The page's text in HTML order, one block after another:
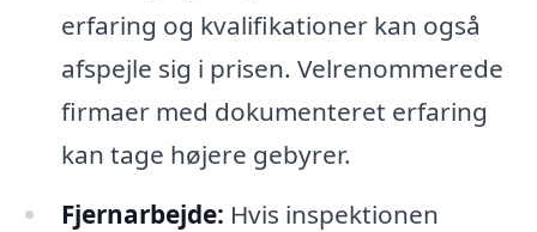
erfaring og kvalifikationer kan også
afspejle sig i prisen. Velrenommerede
firmaer med dokumenteret erfaring
kan tage højere gebyrer.
Fjernarbejde: Hvis inspektionen